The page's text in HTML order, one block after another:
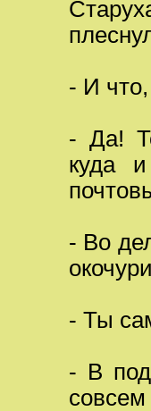
- И
- Да!
куда
- Во
- Ты
- В